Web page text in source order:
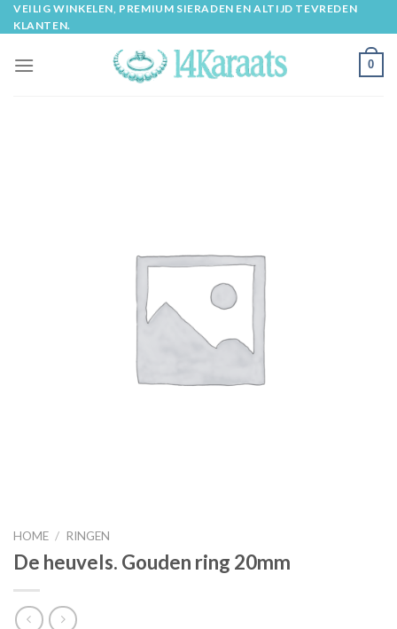
Skip
to
VEILIG WINKELEN, PREMIUM SIERADEN EN ALTIJD TEVREDEN
KLANTEN.
0
HOME / RINGEN
De heuvels. Gouden ring 20mm